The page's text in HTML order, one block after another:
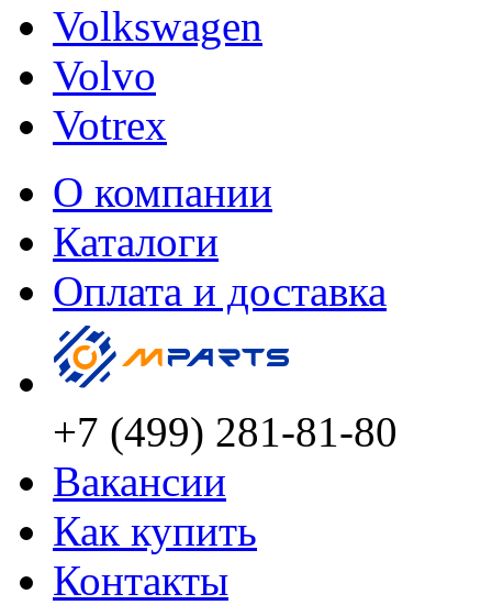
Volkswagen
Volvo
Votrex
О компании
Каталоги
Оплата и доставка
+7 (499) 281-81-80
Вакансии
Как купить
Контакты